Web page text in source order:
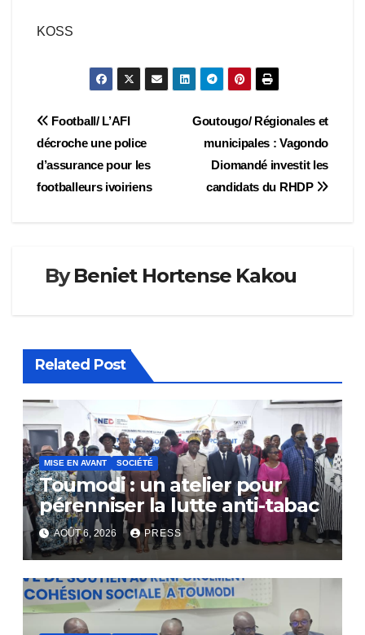
KOSS
Navigation
de
l’article
Goutougo/ Régionales et
municipales : Vagondo
Diomandé investit les
candidats du RHDP
Football/ L’AFI
décroche une police
d’assurance pour les
footballeurs ivoiriens
ByBeniet Hortense Kakou
Related Post
MISE EN AVANT SOCIÉTÉ
Toumodi : un atelier pour
pérenniser la lutte anti-tabac
AOÛT 6, 2026 PRESS